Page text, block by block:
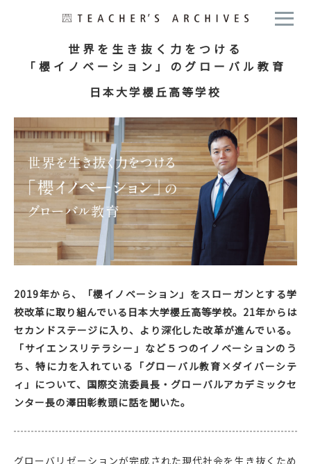
世界を生き抜く力をつける
「櫻イノベーション」のグローバル教育
日本大学櫻丘高等学校
2019年から、「櫻イノベーション」をスローガンとする学
校改革に取り組んでいる日本大学櫻丘高等学校。21年からは
セカンドステージに入り、より深化した改革が進んでいる。
「サイエンスリテラシー」など５つのイノベーションのう
ち、特に力を入れている「グローバル教育×ダイバーシテ
ィ」について、国際交流委員長・グローバルアカデミックセ
ンター長の澤田彰教頭に話を聞いた。
グローバリゼーションが完成された現代社会を生き抜くため